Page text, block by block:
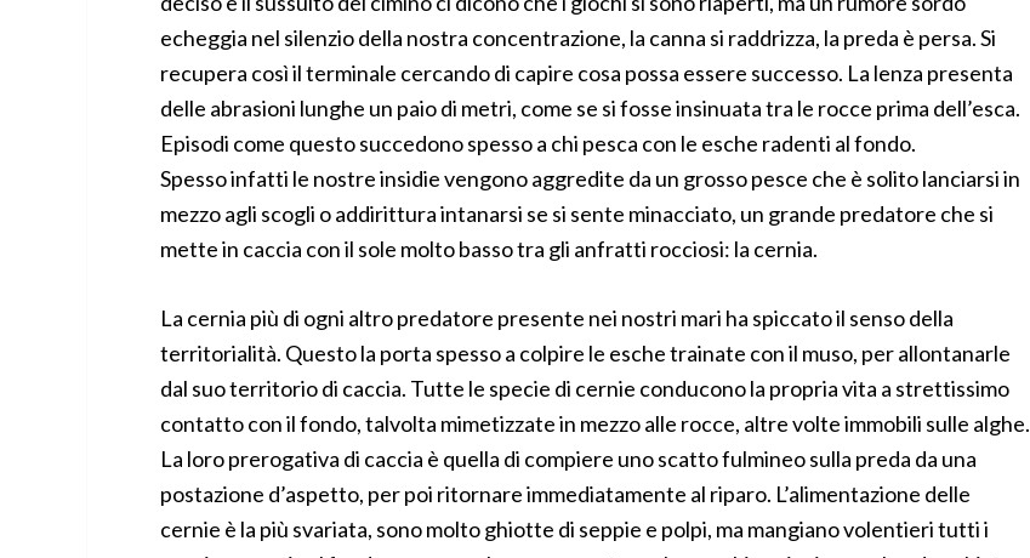
echeggia nel silenzio della nostra concentrazione, la canna si raddrizza, la preda è persa. Si
recupera così il terminale cercando di capire cosa possa essere successo. La lenza presenta
delle abrasioni lunghe un paio di metri, come se si fosse insinuata tra le rocce prima dell’esca.
Episodi come questo succedono spesso a chi pesca con le esche radenti al fondo.
Spesso infatti le nostre insidie vengono aggredite da un grosso pesce che è solito lanciarsi in
mezzo agli scogli o addirittura intanarsi se si sente minacciato, un grande predatore che si
mette in caccia con il sole molto basso tra gli anfratti rocciosi: la cernia.
La cernia più di ogni altro predatore presente nei nostri mari ha spiccato il senso della
territorialità. Questo la porta spesso a colpire le esche trainate con il muso, per allontanarle
dal suo territorio di caccia. Tutte le specie di cernie conducono la propria vita a strettissimo
contatto con il fondo, talvolta mimetizzate in mezzo alle rocce, altre volte immobili sulle alghe.
La loro prerogativa di caccia è quella di compiere uno scatto fulmineo sulla preda da una
postazione d’aspetto, per poi ritornare immediatamente al riparo. L’alimentazione delle
cernie è la più svariata, sono molto ghiotte di seppie e polpi, ma mangiano volentieri tutti i